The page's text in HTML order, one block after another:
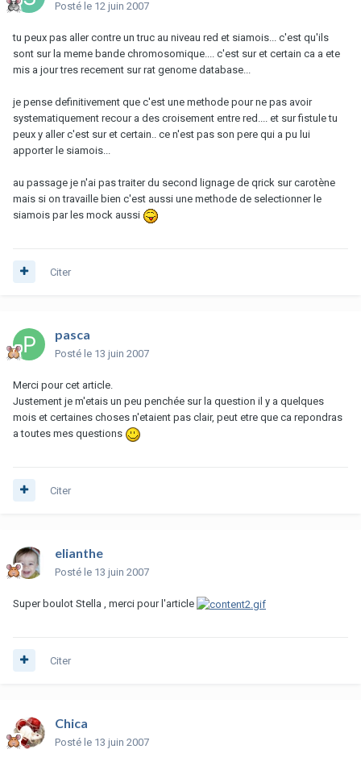
Posté le 12 juin 2007
tu peux pas aller contre un truc au niveau red et siamois... c'est qu'ils
sont sur la meme bande chromosomique.... c'est sur et certain ca a ete
mis a jour tres recement sur rat genome database...
je pense definitivement que c'est une methode pour ne pas avoir
systematiquement recour a des croisement entre red.... et sur fistule tu
peux y aller c'est sur et certain.. ce n'est pas son pere qui a pu lui
apporter le siamois...
au passage je n'ai pas traiter du second lignage de qrick sur carotène
mais si on travaille bien c'est aussi une methode de selectionner le
siamois par les mock aussi
Citer
pasca
Posté le 13 juin 2007
Merci pour cet article.
Justement je m'etais un peu penchée sur la question il y a quelques
mois et certaines choses n'etaient pas clair, peut etre que ca repondras
a toutes mes questions
Citer
elianthe
Posté le 13 juin 2007
Super boulot Stella , merci pour l'article
Citer
Chica
Posté le 13 juin 2007